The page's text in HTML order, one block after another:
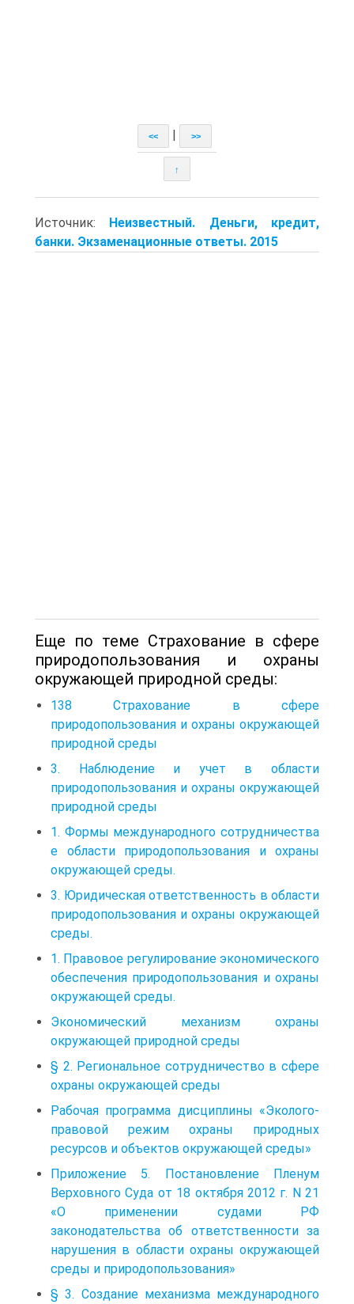
<< >>
↑
Источник: Неизвестный. Деньги, кредит,
банки. Экзаменационные ответы. 2015
Еще по теме Страхование в сфере
природопользования и охраны
окружающей природной среды:
138 Страхование в сфере
природопользования и охраны окружающей
природной среды
3. Наблюдение и учет в области
природопользования и охраны окружающей
природной среды
1. Формы международного сотрудничества
е области природопользования и охраны
окружающей среды.
3. Юридическая ответственность в области
природопользования и охраны окружающей
среды.
1. Правовое регулирование экономического
обеспечения природопользования и охраны
окружающей среды.
Экономический механизм охраны
окружающей природной среды
§ 2. Региональное сотрудничество в сфере
охраны окружающей среды
Рабочая программа дисциплины «Эколого-
правовой режим охраны природных
ресурсов и объектов окружающей среды»
Приложение 5. Постановление Пленум
Верховного Суда от 18 октября 2012 г. N 21
«О применении судами РФ
законодательства об ответственности за
нарушения в области охраны окружающей
среды и природопользования»
§ 3. Создание механизма международного